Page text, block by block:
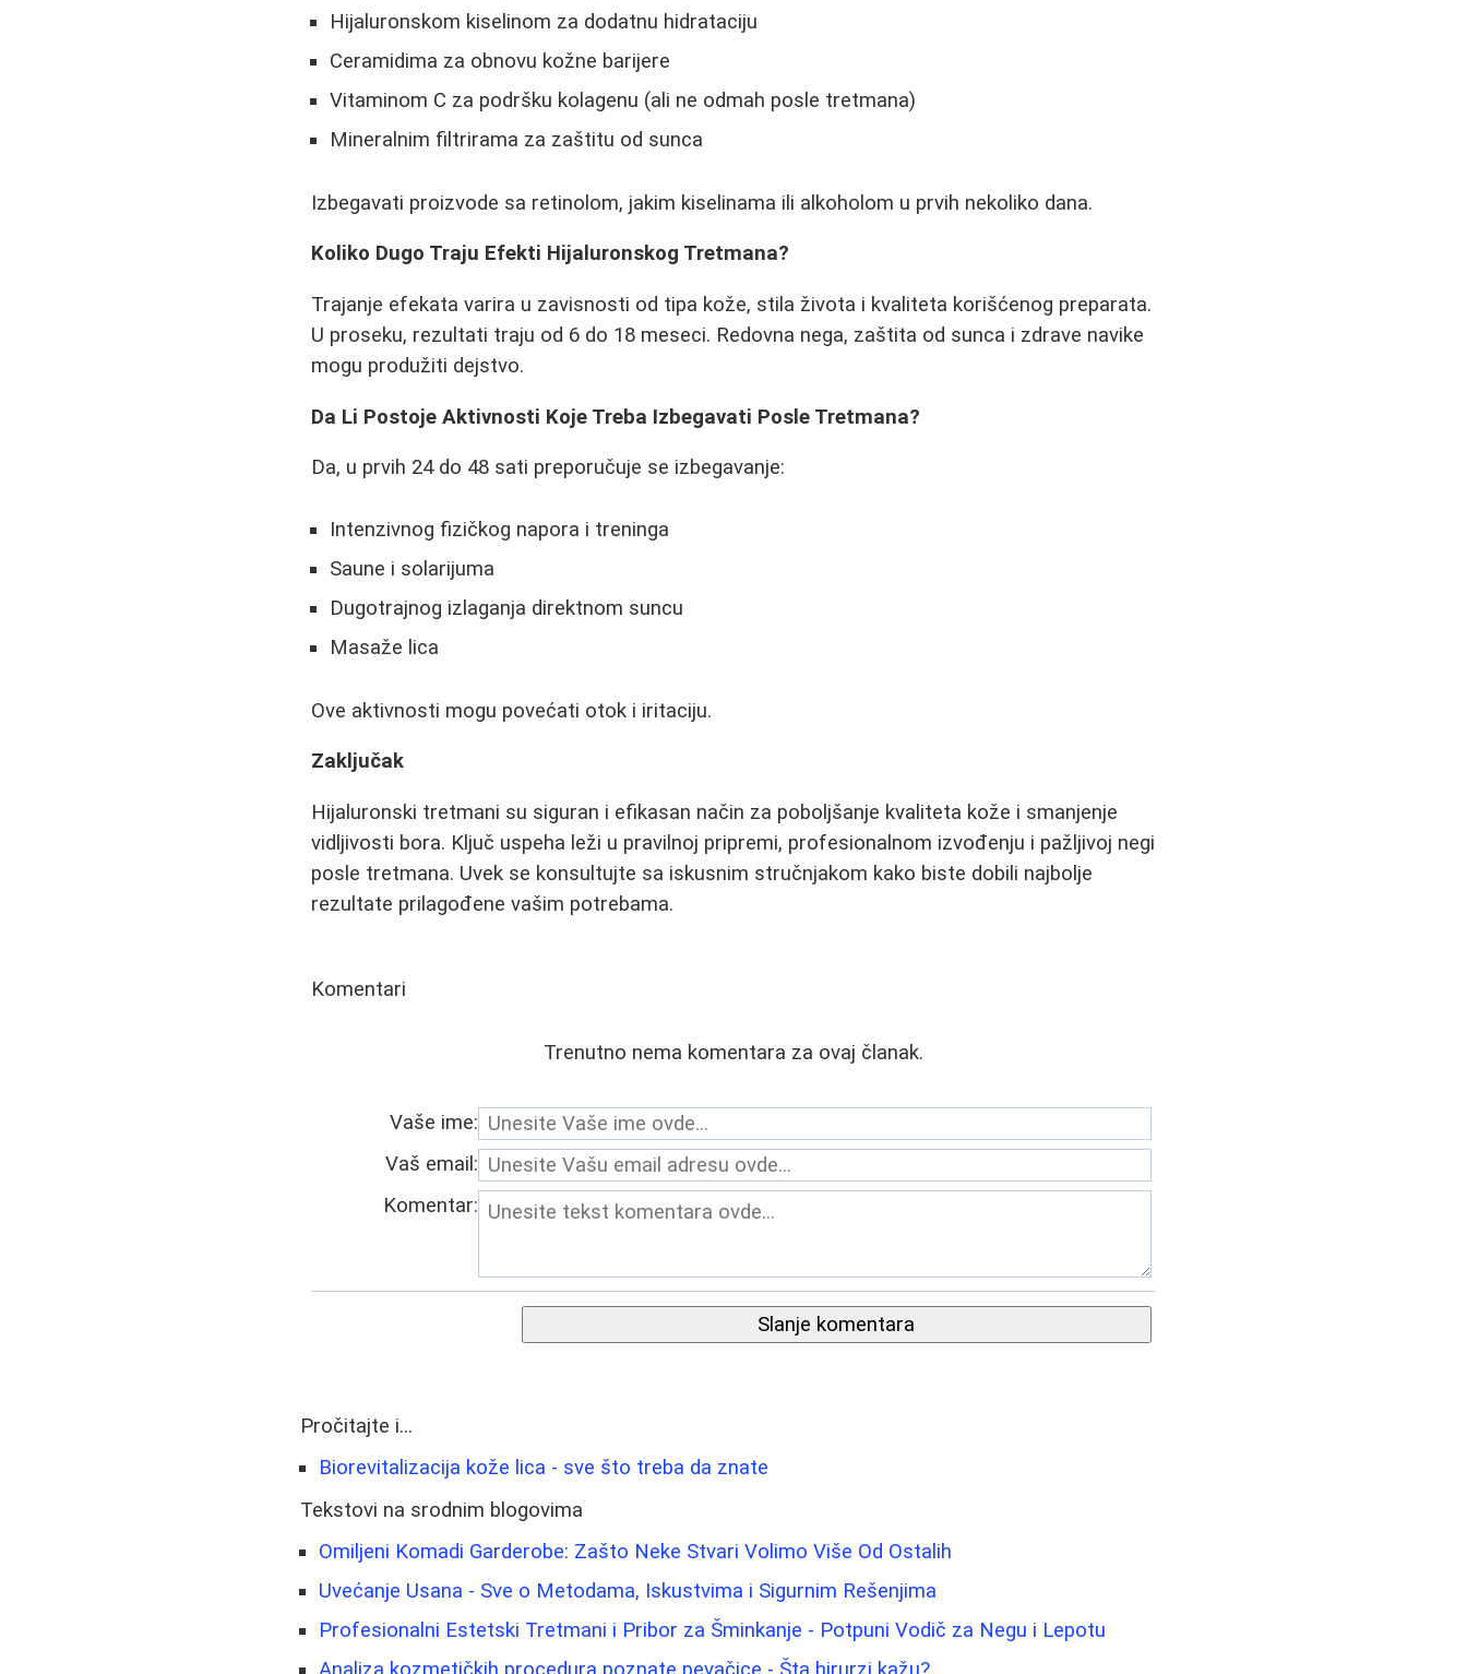
Hijaluronskom kiselinom za dodatnu hidrataciju
Ceramidima za obnovu kožne barijere
Vitaminom C za podršku kolagenu (ali ne odmah posle tretmana)
Mineralnim filtrirama za zaštitu od sunca
Izbegavati proizvode sa retinolom, jakim kiselinama ili alkoholom u prvih nekoliko dana.
Koliko Dugo Traju Efekti Hijaluronskog Tretmana?
Trajanje efekata varira u zavisnosti od tipa kože, stila života i kvaliteta korišćenog preparata.
U proseku, rezultati traju od 6 do 18 meseci. Redovna nega, zaštita od sunca i zdrave navike
mogu produžiti dejstvo.
Da Li Postoje Aktivnosti Koje Treba Izbegavati Posle Tretmana?
Da, u prvih 24 do 48 sati preporučuje se izbegavanje:
Intenzivnog fizičkog napora i treninga
Saune i solarijuma
Dugotrajnog izlaganja direktnom suncu
Masaže lica
Ove aktivnosti mogu povećati otok i iritaciju.
Zaključak
Hijaluronski tretmani su siguran i efikasan način za poboljšanje kvaliteta kože i smanjenje
vidljivosti bora. Ključ uspeha leži u pravilnoj pripremi, profesionalnom izvođenju i pažljivoj negi
posle tretmana. Uvek se konsultujte sa iskusnim stručnjakom kako biste dobili najbolje
rezultate prilagođene vašim potrebama.
Komentari
Trenutno nema komentara za ovaj članak.
Vaše ime:
Vaš email:
Komentar:
Slanje komentara
Pročitajte i...
Biorevitalizacija kože lica - sve što treba da znate
Tekstovi na srodnim blogovima
Omiljeni Komadi Garderobe: Zašto Neke Stvari Volimo Više Od Ostalih
Uvećanje Usana - Sve o Metodama, Iskustvima i Sigurnim Rešenjima
Profesionalni Estetski Tretmani i Pribor za Šminkanje - Potpuni Vodič za Negu i Lepotu